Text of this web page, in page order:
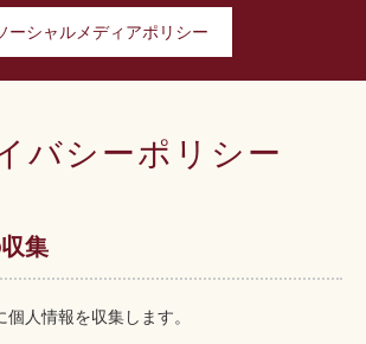
ーシャルメディアポリシー
バシーポリシー
集
人情報を収集します。